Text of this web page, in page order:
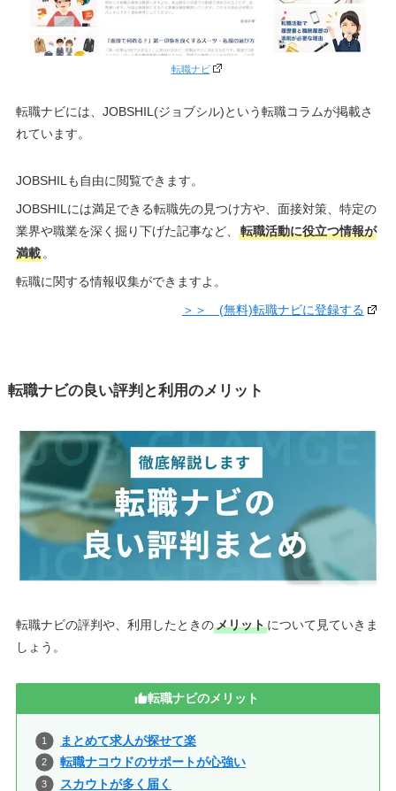
転職ナビ
転職ナビには、JOBSHIL(ジョブシル)という転職コラムが掲載さ
れています。
JOBSHILも自由に閲覧できます。
JOBSHILには満足できる転職先の見つけ方や、面接対策、特定の
業界や職業を深く掘り下げた記事など、
転職活動に役立つ情報が
満載。
転職に関する情報収集ができますよ。
＞＞ (無料)転職ナビに登録する
転職ナビの良い評判と利用のメリット
転職ナビの評判や、利用したときのメリットについて見ていきま
しょう。
転職ナビのメリット
まとめて求人が探せて楽
転職ナコウドのサポートが心強い
スカウトが多く届く